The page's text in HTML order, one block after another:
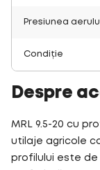
Presiunea
Condiție
Despre
MRL 9.5-20 cu
utilaje agricole
profilului este de